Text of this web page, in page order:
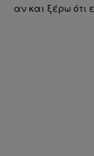
αν και ξέρω ότι